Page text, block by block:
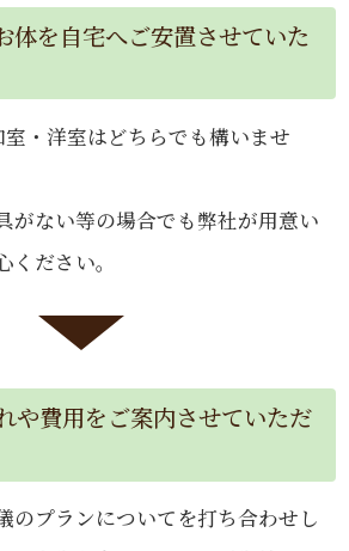
体を自宅へご安置させていた
・洋室はどちらでも構いませ
がない等の場合でも弊社が用意い
ださい。
や費用をご案内させていただ
のプランについてを打ち合わせし